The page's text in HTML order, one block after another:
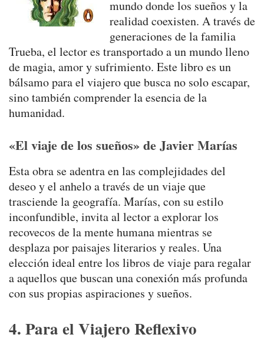
mundo donde los sueños y la
realidad coexisten. A través de
generaciones de la familia
Trueba, el lector es transportado a un mundo lleno
de magia, amor y sufrimiento. Este libro es un
bálsamo para el viajero que busca no solo escapar,
sino también comprender la esencia de la
humanidad.
«El viaje de los sueños» de Javier Marías
Esta obra se adentra en las complejidades del
deseo y el anhelo a través de un viaje que
trasciende la geografía. Marías, con su estilo
inconfundible, invita al lector a explorar los
recovecos de la mente humana mientras se
desplaza por paisajes literarios y reales. Una
elección ideal entre los libros de viaje para regalar
a aquellos que buscan una conexión más profunda
con sus propias aspiraciones y sueños.
4. Para el Viajero Reflexivo